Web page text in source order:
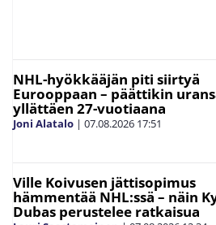
NHL-hyökkääjän piti siirtyä
Eurooppaan – päättikin
yllättäen 27-vuotiaana
Joni Alatalo | 07.08.2026 17:51
Ville Koivusen jättisopimus
hämmentää NHL:ssä – näin
Dubas perustelee ratkaisua